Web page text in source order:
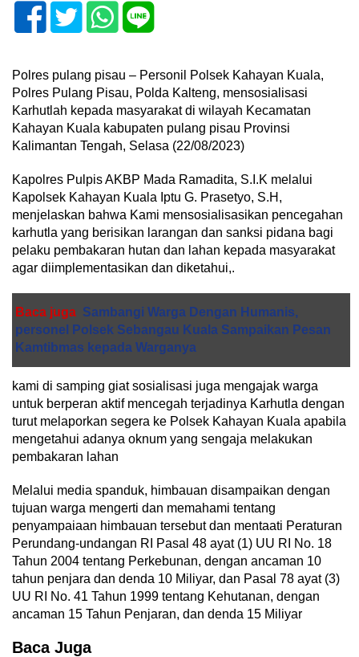
Polres pulang pisau – Personil Polsek Kahayan Kuala,
Polres Pulang Pisau, Polda Kalteng, mensosialisasi
Karhutlah kepada masyarakat di wilayah Kecamatan
Kahayan Kuala kabupaten pulang pisau Provinsi
Kalimantan Tengah, Selasa (22/08/2023)
Kapolres Pulpis AKBP Mada Ramadita, S.I.K melalui
Kapolsek Kahayan Kuala Iptu G. Prasetyo, S.H,
menjelaskan bahwa Kami mensosialisasikan pencegahan
karhutla yang berisikan larangan dan sanksi pidana bagi
pelaku pembakaran hutan dan lahan kepada masyarakat
agar diimplementasikan dan diketahui,.
Baca juga Sambangi Warga Dengan Humanis,
personel Polsek Sebangau Kuala Sampaikan Pesan
Kamtibmas kepada Warganya
kami di samping giat sosialisasi juga mengajak warga
untuk berperan aktif mencegah terjadinya Karhutla dengan
turut melaporkan segera ke Polsek Kahayan Kuala apabila
mengetahui adanya oknum yang sengaja melakukan
pembakaran lahan
Melalui media spanduk, himbauan disampaikan dengan
tujuan warga mengerti dan memahami tentang
penyampaiaan himbauan tersebut dan mentaati Peraturan
Perundang-undangan RI Pasal 48 ayat (1) UU RI No. 18
Tahun 2004 tentang Perkebunan, dengan ancaman 10
tahun penjara dan denda 10 Miliyar, dan Pasal 78 ayat (3)
UU RI No. 41 Tahun 1999 tentang Kehutanan, dengan
ancaman 15 Tahun Penjaran, dan denda 15 Miliyar
Baca Juga